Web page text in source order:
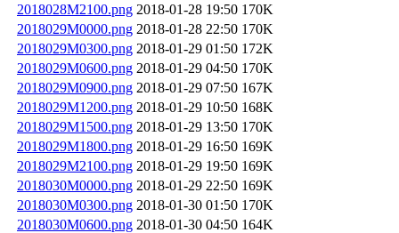
2018028M2100.png 2018-01-28 19:50 170K
2018029M0000.png 2018-01-28 22:50 170K
2018029M0300.png 2018-01-29 01:50 172K
2018029M0600.png 2018-01-29 04:50 170K
2018029M0900.png 2018-01-29 07:50 167K
2018029M1200.png 2018-01-29 10:50 168K
2018029M1500.png 2018-01-29 13:50 170K
2018029M1800.png 2018-01-29 16:50 169K
2018029M2100.png 2018-01-29 19:50 169K
2018030M0000.png 2018-01-29 22:50 169K
2018030M0300.png 2018-01-30 01:50 170K
2018030M0600.png 2018-01-30 04:50 164K